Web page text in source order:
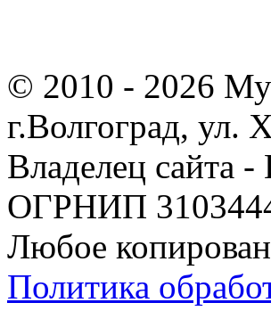
© 2010 - 2026
г.Волгоград, ул.
Владелец
ОГРНИП
Любое
Политика